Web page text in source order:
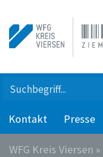
Kontakt Presse
WFG Kreis Viersen »